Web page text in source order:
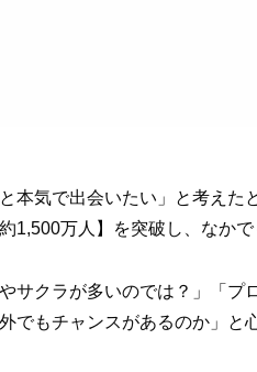
と本気で出会いたい」と考え
1,500万人】を突破し、なか
サクラが多いのでは？」「
でもチャンスがあるのか」と